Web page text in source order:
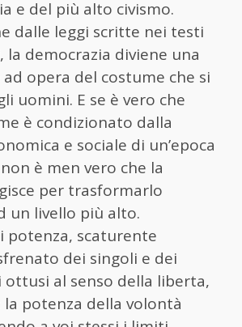
e del più alto civismo.
dalle leggi scritte nei testi
democrazia diviene una
opera del costume che si
uomini. E se è vero che
è condizionato dalla
e sociale di un’epoca
è men vero che la
per trasformarlo
un livello più alto.
potenza, scaturente
dei singoli e dei
al senso della liberta,
potenza della volontà